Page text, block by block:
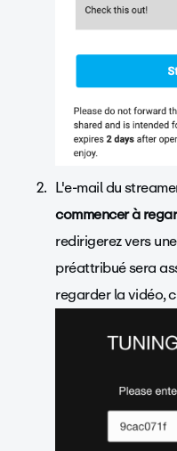
L'e-mail du
commencer à
redirigerez vers
préattribué sera
regarder la vidéo,